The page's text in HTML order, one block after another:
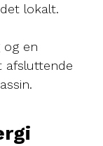
lokalt.
en
afsluttende